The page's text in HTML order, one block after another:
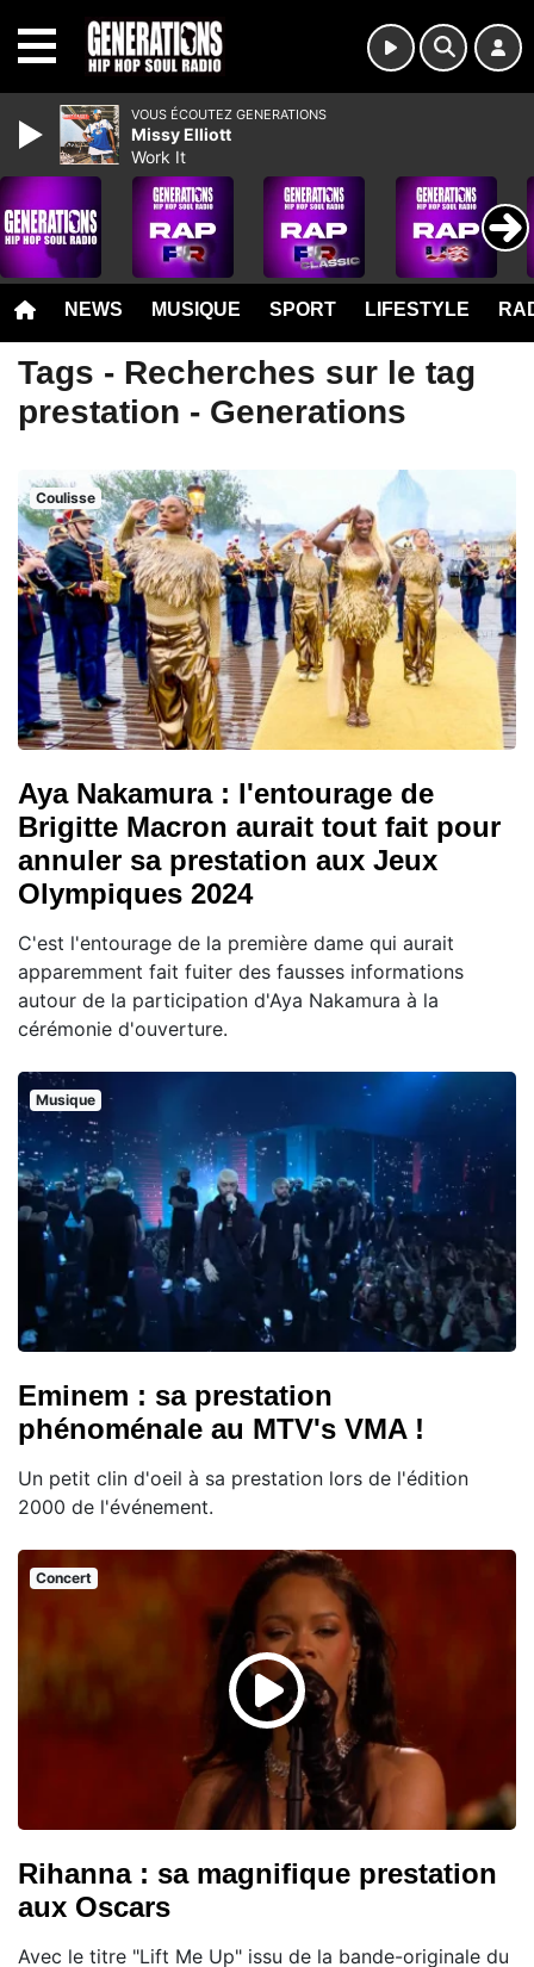
NEWS MUSIQUE SPORT LIFESTYLE
Tags - Recherches sur le tag
prestation - Generations
Coulisse
Aya Nakamura : l'entourage de
Brigitte Macron aurait tout fait pour
annuler sa prestation aux Jeux
Olympiques 2024
C'est l'entourage de la première dame qui aurait
apparemment fait fuiter des fausses informations
autour de la participation d'Aya Nakamura à la
cérémonie d'ouverture.
Musique
Eminem : sa prestation
phénoménale au MTV's VMA !
Un petit clin d'oeil à sa prestation lors de l'édition
2000 de l'événement.
Concert
Rihanna : sa magnifique prestation
aux Oscars
Avec le titre "Lift Me Up" issu de la bande-originale du
VOUS ÉCOUTEZ GENERATIONS
Missy Elliott
Work It